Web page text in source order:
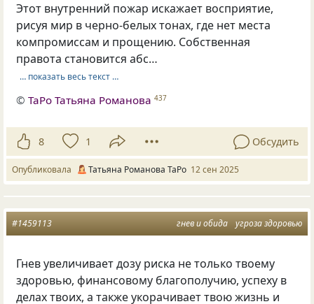
Этот внутренний пожар искажает восприятие,
рисуя мир в черно-белых тонах, где нет места
компромиссам и прощению. Собственная
правота становится абс…
… показать весь текст …
©ТаРо Татьяна Романова 437
8 1 Обсудить
Опубликовала Татьяна Романова ТаРо 12 сен 2025
гнев и обида угроза здоровью
#1459113
Гнев увеличивает дозу риска не только твоему
здоровью, финансовому благополучию, успеху в
делах твоих, а также укорачивает твою жизнь и